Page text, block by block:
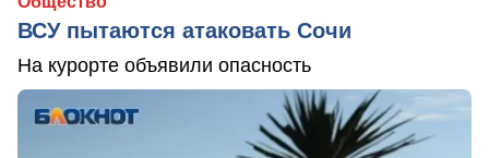
ВСУ пытаются атаковать Сочи
На курорте объявили опасность